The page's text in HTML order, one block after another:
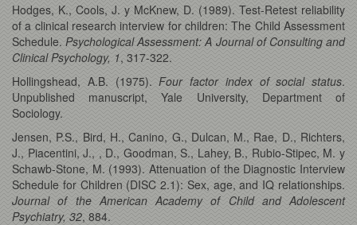
Hodges, K., Cools, J. y McKnew, D. (1989). Test-Retest reliability
of a clinical research interview for children: The Child Assessment
Schedule. Psychological Assessment: A Journal of Consulting and
Clinical Psychology, 1, 317-322.
Hollingshead, A.B. (1975). Four factor index of social status.
Unpublished manuscript, Yale University, Department of
Sociology.
Jensen, P.S., Bird, H., Canino, G., Dulcan, M., Rae, D., Richters,
J., Piacentini, J., , D., Goodman, S., Lahey, B., Rubio-Stipec, M. y
Schawb-Stone, M. (1993). Attenuation of the Diagnostic Interview
Schedule for Children (DISC 2.1): Sex, age, and IQ relationships.
Journal of the American Academy of Child and Adolescent
Psychiatry, 32, 884.